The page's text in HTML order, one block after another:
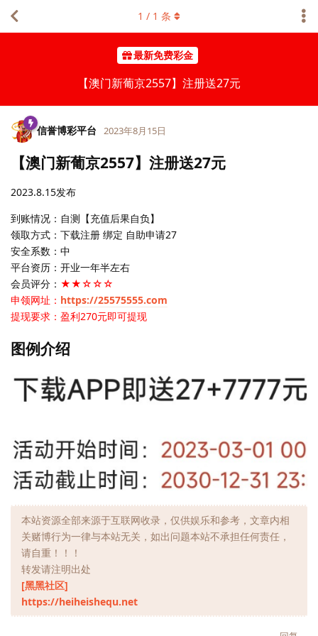
最新免费彩金
【澳门新葡京2557】注册送27元
1 / 1 条
信誉博彩平台 2023年8月15日
【澳门新葡京2557】注册送27元
2023.8.15发布
到账情况：自测【充值后果自负】
领取方式：下载注册 绑定 自助申请27
安全系数：中
平台资历：开业一年半左右
会员评分： ★★☆☆☆
申领网址： https://25575555.com
提现要求：盈利270元即可提现
图例介绍
本站资源全部来源于互联网收录，仅供娱乐和参考，文章内相
关赌博行为一律与本站无关，如出问题本站不承担任何责任，
请自重！！！
转发请注明出处
[黑黑社区]
https://heiheishequ.net